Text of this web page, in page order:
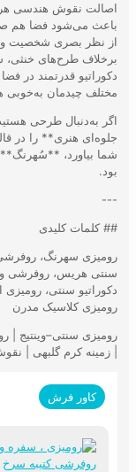
اصالت نقوش هندسی
باعث می‌شود فضا هم
از نظر بصری شخصیت و
برخلاف طرح‌های خنثی،
دکوراتیو قدرتمند در
مختلف چیدمان به‌خوبی
اگر به‌دنبال طرحی
جلوه‌ای هنری** را در
شما بیاورد، **سُهرنگ**
بود.
---
## کلمات کلیدی
رومیزی سهرنگ،
سنتی هریس، روفرشی
دکوراتیو سنتی،
رومیزی کلاسیک مدرن
رومیزی سنتی–وینتیج
| زمینه کرم گلبهی |
کاور فرش